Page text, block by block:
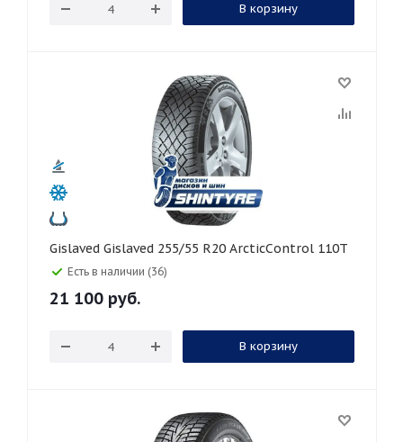
В корзину
Gislaved Gislaved 255/55 R20 ArcticControl 110T
Есть в наличии (36)
21 100 руб.
В корзину